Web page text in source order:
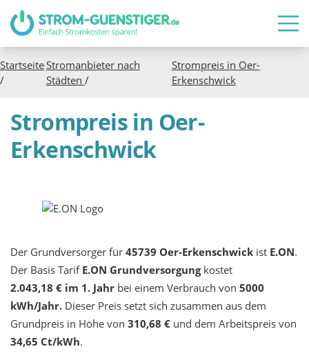
Startseite
/
Stromanbieter nach
Städten /
Strompreis in Oer-
Erkenschwick
Strompreis in Oer-
Erkenschwick
Der Grundversorger für45739 Oer-Erkenschwick ist E.ON.
Der Basis Tarif E.ON Grundversorgungkostet
2.043,18 € im 1. Jahr bei einem Verbrauch von5000
kWh/Jahr. Dieser Preis setzt sich zusammen aus dem
Grundpreis in Höhe von310,68 € und dem Arbeitspreis von
34,65 Ct/kWh.